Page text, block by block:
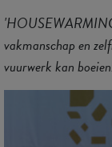
vakmanschap en
vuurwerk kan